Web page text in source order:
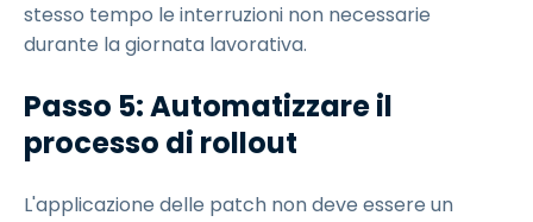
stesso tempo le interruzioni non necessarie
durante la giornata lavorativa.
Passo 5: Automatizzare il
processo di rollout
L'applicazione delle patch non deve essere un